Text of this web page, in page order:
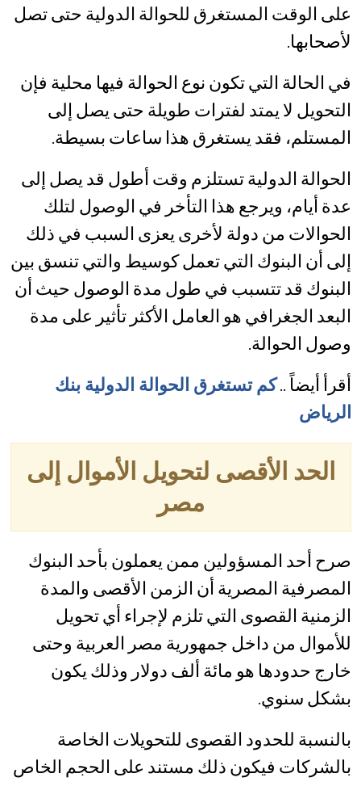
على الوقت المستغرق للحوالة الدولية حتى تصل
لأصحابها.
في الحالة التي تكون نوع الحوالة فيها محلية فإن
التحويل لا يمتد لفترات طويلة حتى يصل إلى
المستلم، فقد يستغرق هذا ساعات بسيطة.
الحوالة الدولية تستلزم وقت أطول قد يصل إلى
عدة أيام، ويرجع هذاالتأخر في الوصول لتلك
الحوالات من دولة لأخرى يعزى السبب في ذلك
إلى أن البنوك التي تعمل كوسيط والتي تنسق بين
البنوك قد تتسبب في طول مدة الوصول حيث أن
البعد الجغرافي هو العامل الأكثر تأثير على مدة
وصول الحوالة.
أقرأ أيضاً ..كم تستغرق الحوالة الدولية بنك
الرياض
الحد الأقصى لتحويل الأموال إلى
مصر
صرح أحد المسؤولين ممن يعملون بأحد البنوك
المصرفية المصرية أن الزمن الأقصى والمدة
الزمنية القصوى التي تلزم لإجراء أي تحويل
للأموال من داخل جمهورية مصر العربية وحتى
خارج حدودها هو مائة ألف دولار وذلك يكون
بشكل سنوي.
بالنسبة للحدود القصوى للتحويلات الخاصة
بالشركات فيكون ذلك مستند على الحجم الخاص